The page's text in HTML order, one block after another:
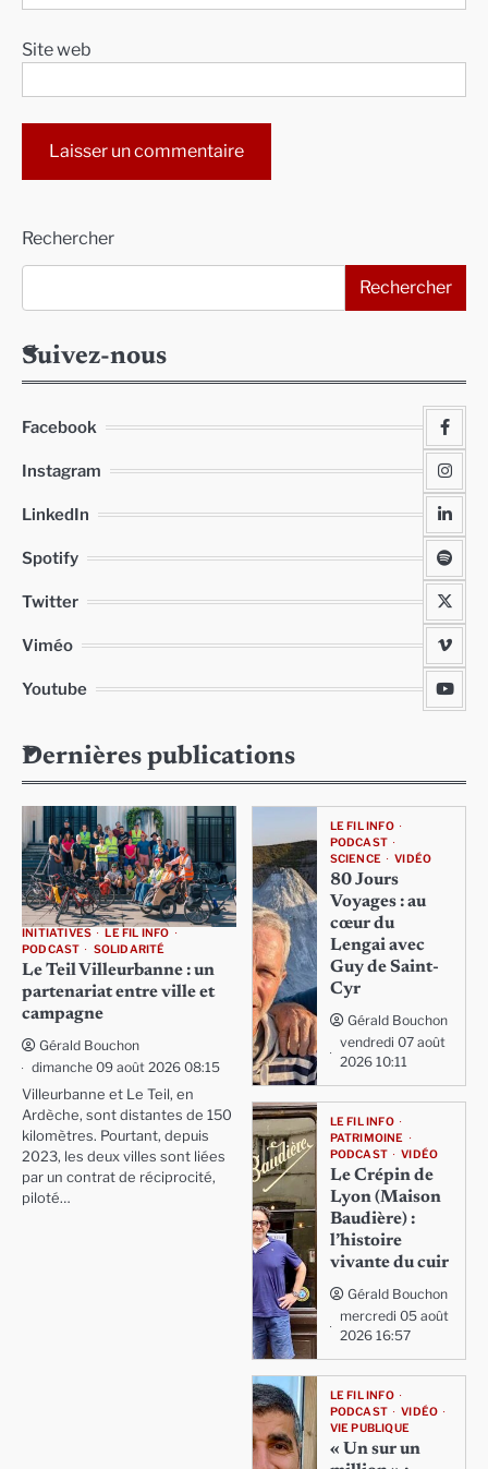
Site web
Rechercher
Rechercher
Suivez-nous
Facebook
Instagram
LinkedIn
Spotify
Twitter
Viméo
Youtube
Dernières publications
INITIATIVES
LE FIL INFO
PODCAST
SOLIDARITÉ
Le Teil Villeurbanne : un
partenariat entre ville et
campagne
Gérald Bouchon
dimanche 09 août 2026 08:15
Villeurbanne et Le Teil, en
Ardèche, sont distantes de 150
kilomètres. Pourtant, depuis
2023, les deux villes sont liées
par un contrat de réciprocité,
piloté…
LE FIL INFO
PODCAST
SCIENCE
VIDÉO
80 Jours
Voyages : au
cœur du
Lengai avec
Guy de Saint-
Cyr
Gérald Bouchon
vendredi 07 août
2026 10:11
LE FIL INFO
PATRIMOINE
PODCAST
VIDÉO
Le Crépin de
Lyon (Maison
Baudière) :
l’histoire
vivante du cuir
Gérald Bouchon
mercredi 05 août
2026 16:57
LE FIL INFO
PODCAST
VIDÉO
VIE PUBLIQUE
« Un sur un